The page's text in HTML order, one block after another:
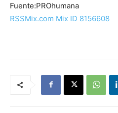
Fuente:PROhumana
RSSMix.com Mix ID 8156608